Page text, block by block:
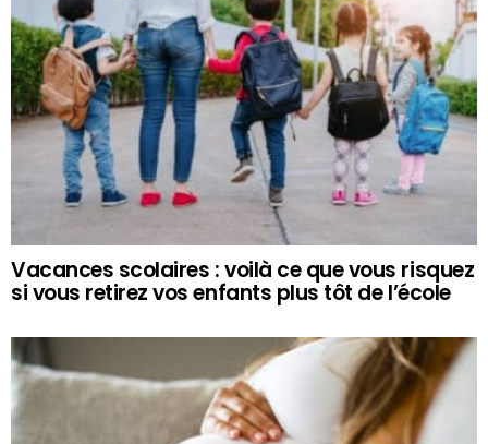
Vacances scolaires : voilà ce que vous risquez
si vous retirez vos enfants plus tôt de l’école